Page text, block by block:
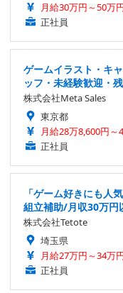
月給30万円～50万
正社員
ゲームイラスト・キ
ッフ・未経験歓迎・
株式会社Meta Sales
東京都
月給28万8,600円～
正社員
「ゲーム好きにも人
組立補助/月収30万
株式会社Tetote
埼玉県
月給27万円～34万
正社員